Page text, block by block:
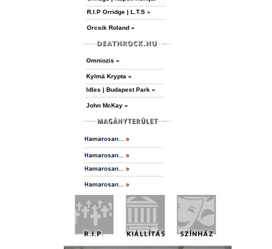
R.I.P Orridge | L.T.S »
Orcsik Roland »
Omniozis »
Kylmä Krypta »
Idles | Budapest Park »
John McKay »